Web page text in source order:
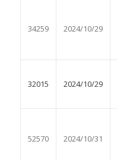
34259 2024/10/29
32015 2024/10/29
52570 2024/10/31